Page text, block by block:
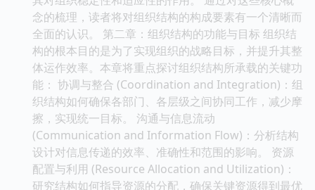
念的梳理，读者将对组织结构的构成要素有一个清晰而
全面的认识。 第二章：组织结构的功能与目标 组织结
构的根本目的是为了实现组织的战略目标，并提升其整
体运作效率。本章将重点探讨组织结构所承载的关键功
能： 协调与整合 (Coordination and Integration)：组
织结构如何确保各部门、各层级之间协同工作，减少摩
擦，实现统一目标。 沟通与信息流动
(Communication and Information Flow)：分析结构
设计对信息传递的效率、准确性和范围的影响。 资源
配置与利用 (Resource Allocation and Utilization)：
研究结构如何指导资源的分配，确保关键资源得到最优